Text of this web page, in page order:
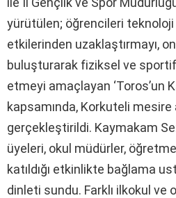
yürütülen; öğrencileri teknoloji
etkilerinden uzaklaştırmayı,
buluşturarak fiziksel ve
etmeyi amaçlayan ‘Toros’un
kapsamında, Korkuteli mesire
gerçekleştirildi. Kaymakam
üyeleri, okul müdürler,
katıldığı etkinlikte bağlama
dinleti sundu. Farklı ilkokul ve